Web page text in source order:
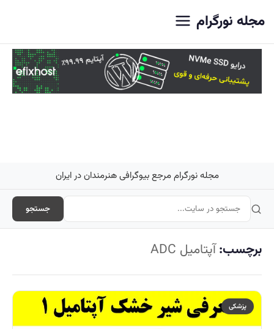
مجله نورگرام
مجله نورگرام مرجع بیوگرافی هنرمندان در ایران
جستجو
برچسب:آپتامیل ADC
پزشکی